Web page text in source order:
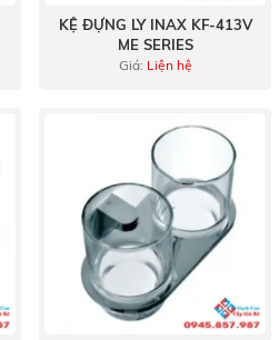
KỆ ĐỰNG LY INAX KF-413V
ME SERIES
Giá: Liện hệ